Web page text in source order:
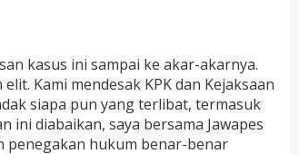
kasus ini sampai ke akar-akarnya.
Kami mendesak KPK dan Kejaksaan
siapa pun yang terlibat, termasuk
diabaikan, saya bersama Jawapes
penegakan hukum benar-benar